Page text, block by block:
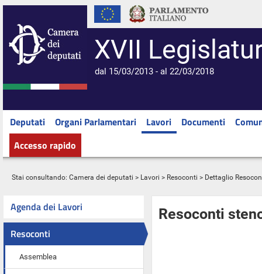
XVII
dal 15/03/2013 - al 22/03/2018
Deputati Organi Parlamentari Lavori Documenti
Accesso rapido
Stai consultando: Camera dei deputati > Lavori > Resoconti > Dettaglio
Agenda dei Lavori
Resoconti
Assemblea
Resoconti